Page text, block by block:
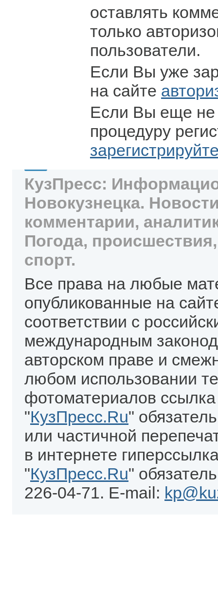
оставлять
только
пользователи.
Если Вы уже
на сайте
Если Вы еще не
процедуру
КузПресс:
Новокузнецка.
комментарии,
Погода,
спорт.
Все права на любые
опубликованные на
соответствии с
международным
авторском праве и
любом использовании
фотоматериалов
"КузПресс.Ru"
или частичной
в интернете
"КузПресс.Ru"
226-04-71. E-mail: